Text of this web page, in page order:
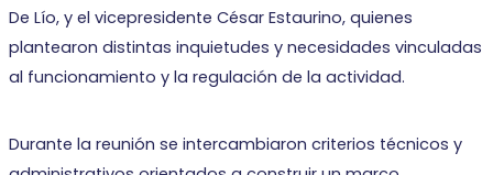
De Lío, y el vicepresidente César Estaurino, quienes
plantearon distintas inquietudes y necesidades vinculadas
al funcionamiento y la regulación de la actividad.
Durante la reunión se intercambiaron criterios técnicos y